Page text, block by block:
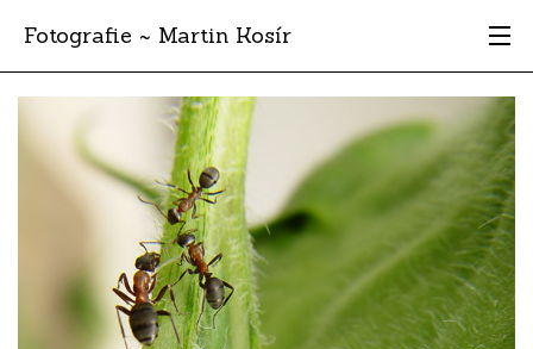
Fotografie ~ Martin Kosír
Moje obľúbené
Albumy
Archív
Vyhľadávanie